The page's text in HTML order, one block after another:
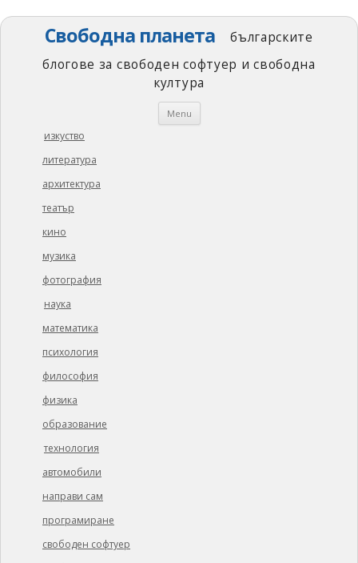
Свободна планета
българските
блогове за свободен софтуер и свободна
култура
Menu Skip
изкуство
литература
архитектура
театър
кино
музика
фотография
наука
математика
психология
философия
физика
образование
технология
автомобили
направи сам
програмиране
свободен софтуер